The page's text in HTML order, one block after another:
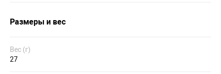
Размеры и вес
Вес (г)
27